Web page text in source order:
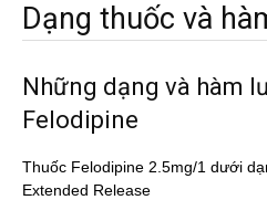
Dạng thuốc và
Những dạng và hàm
Felodipine
Thuốc Felodipine 2.5mg/1 dưới
Extended Release